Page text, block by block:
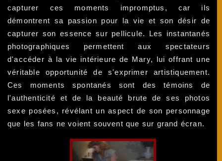
capturer ces moments impromptus, car ils
démontrent sa passion pour la vie et son désir de
capturer son essence sur pellicule. Les instantanés
photographiques permettent aux spectateurs
d'accéder à la vie intérieure de Mary, lui offrant une
véritable opportunité de s'exprimer artistiquement.
Ces moments spontanés sont des témoins de
l'authenticité et de la beauté brute de ses photos
sexe posées, révélant un aspect de son personnage
que les fans ne voient souvent que sur grand écran.